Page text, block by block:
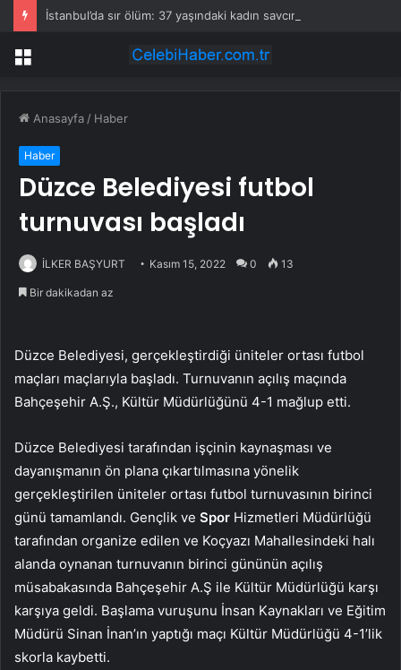
Menü
Anasayfa / Haber
Haber
Düzce Belediyesi futbol
turnuvası başladı
İLKER BAŞYURT Kasım 15, 2022 0 13
Bir dakikadan az
Düzce Belediyesi, gerçekleştirdiği üniteler ortası futbol
maçları maçlarıyla başladı. Turnuvanın açılış maçında
Bahçeşehir A.Ş., Kültür Müdürlüğünü 4-1 mağlup etti.
Düzce Belediyesi tarafından işçinin kaynaşması ve
dayanışmanın ön plana çıkartılmasına yönelik
gerçekleştirilen üniteler ortası futbol turnuvasının birinci
günü tamamlandı. Gençlik ve Spor Hizmetleri Müdürlüğü
tarafından organize edilen ve Koçyazı Mahallesindeki halı
alanda oynanan turnuvanın birinci gününün açılış
müsabakasında Bahçeşehir A.Ş ile Kültür Müdürlüğü karşı
karşıya geldi. Başlama vuruşunu İnsan Kaynakları ve Eğitim
Müdürü Sinan İnan’ın yaptığı maçı Kültür Müdürlüğü 4-1’lik
skorla kaybetti.